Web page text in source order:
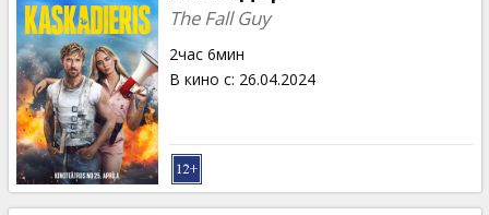
The Fall Guy
2час 6мин
В кино с: 26.04.2024